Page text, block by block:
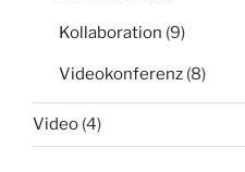
Kollaboration (9)
Videokonferenz (8)
Video (4)